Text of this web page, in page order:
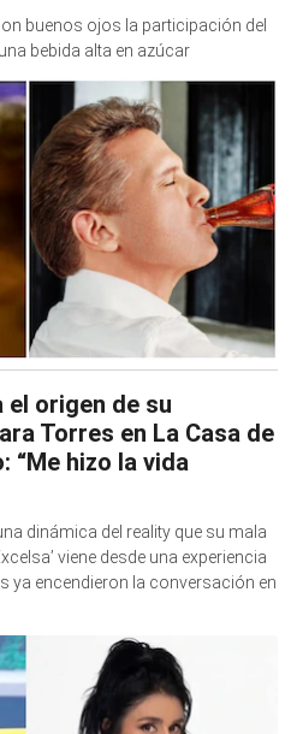
buenos ojos la participación del
bebida alta en azúcar
el origen de su
Torres en La Casa de
“Me hizo la vida
dinámica del reality que su mala
viene desde una experiencia
ya encendieron la conversación en